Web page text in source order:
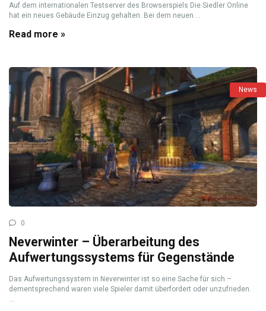
Auf dem internationalen Testserver des Browserspiels Die Siedler Online
hat ein neues Gebäude Einzug gehalten. Bei dem neuen ...
Read more »
News
0
Neverwinter – Überarbeitung des
Aufwertungssystems für Gegenstände
Das Aufwertungssystem in Neverwinter ist so eine Sache für sich –
dementsprechend waren viele Spieler damit überfordert oder unzufrieden.